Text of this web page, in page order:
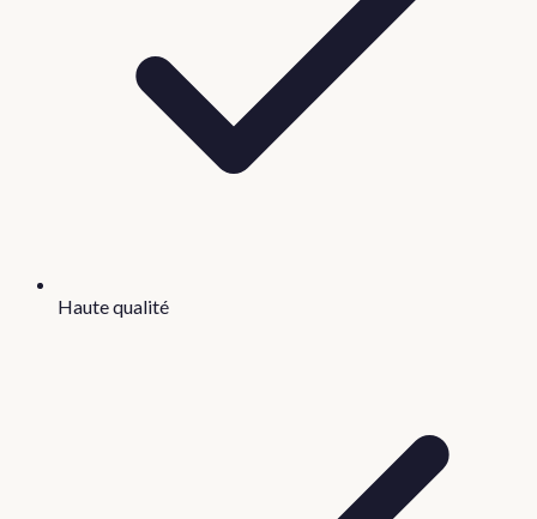
Haute qualité